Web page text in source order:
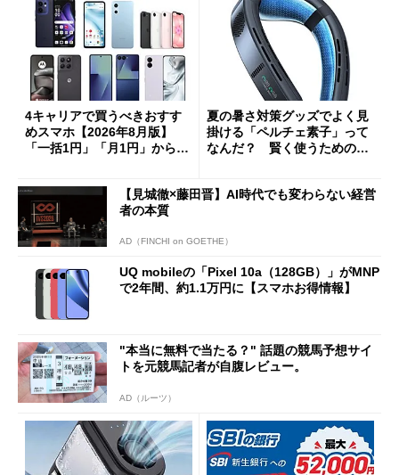
4キャリアで買うべきおすす
めスマホ【2026年8月版】
「一括1円」「月1円」からお
夏の暑さ対策グッズでよく見
掛ける「ペルチェ素子」って
なんだ？ 賢く使うための注
【見城徹×藤田晋】AI時代でも変わらない経営
者の本質
AD（FINCHI on GOETHE）
UQ mobileの「Pixel 10a（128GB）」がMNP
で2年間、約1.1万円に【スマホお得情報】
"本当に無料で当たる？" 話題の競馬予想サイ
トを元競馬記者が自腹レビュー。
AD（ルーツ）